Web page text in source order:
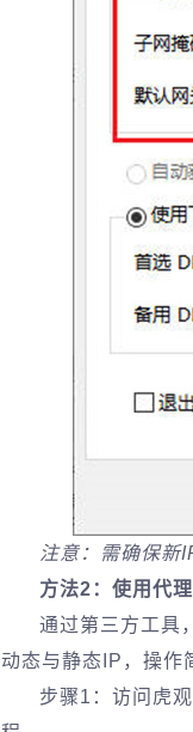
注意‌：需确保新
方法2：使用代
通过第三方工具
动态与静态IP，操作
步骤1：访问虎